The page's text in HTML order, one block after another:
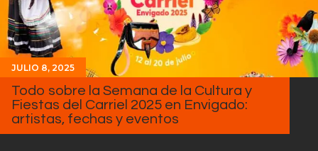
Descarga La APP
Programas
Noticias
Equipo
Sobre Nosotros
Contactos
JULIO 8, 2025
Todo sobre la Semana de la Cultura y
Fiestas del Carriel 2025 en Envigado:
artistas, fechas y eventos